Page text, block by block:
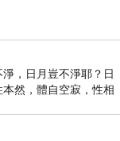
，日月豈不淨耶？日
然，體自空寂，性相